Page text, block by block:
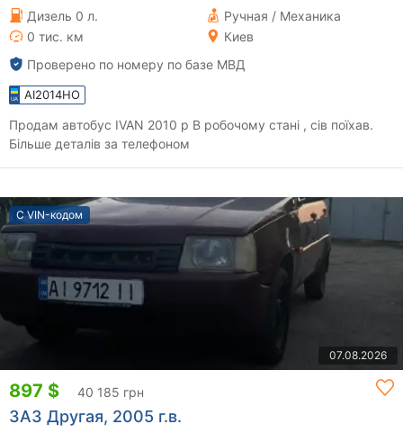
Дизель 0 л.
Ручная / Механика
0 тис. км
Киев
Проверено по номеру по базе МВД
AI2014HO
Продам автобус IVAN 2010 р В робочому стані , сів поїхав.
Більше деталів за телефоном
С VIN-кодом
07.08.2026
897 $ 40 185 грн
ЗАЗ Другая, 2005 г.в.